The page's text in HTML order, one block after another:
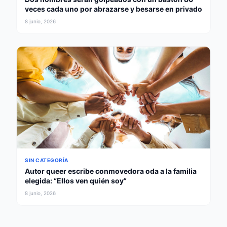
veces cada uno por abrazarse y besarse en privado
8 junio, 2026
SIN CATEGORÍA
Autor queer escribe conmovedora oda a la familia
elegida: “Ellos ven quién soy”
8 junio, 2026